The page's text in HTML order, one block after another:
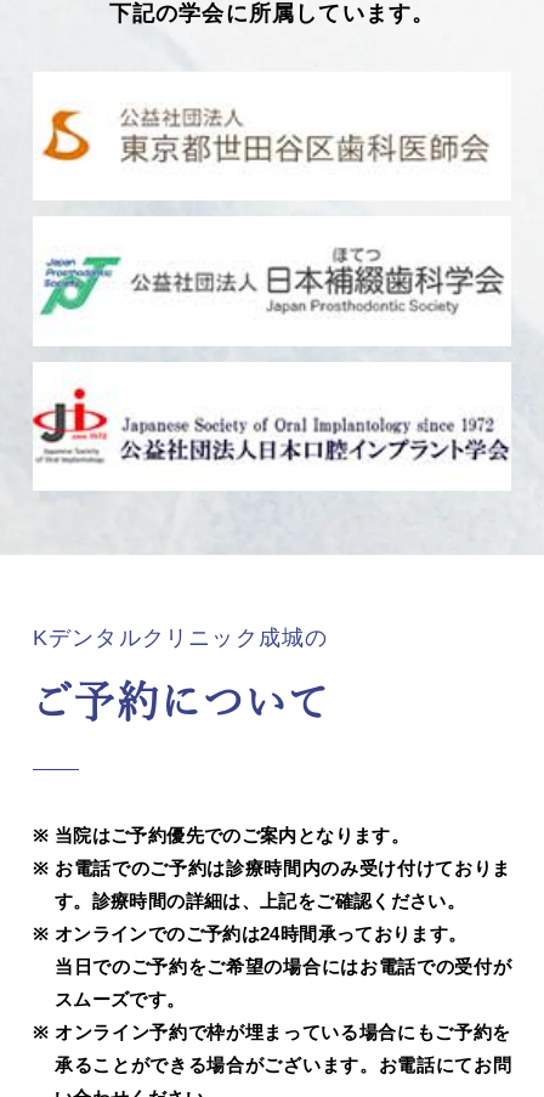
下記の学会に所属しています。
Kデンタルクリニック成城の
ご予約について
当院はご予約優先でのご案内となります。
お電話でのご予約は診療時間内のみ受け付けておりま
す。診療時間の詳細は、上記をご確認ください。
オンラインでのご予約は24時間承っております。
当日でのご予約をご希望の場合にはお電話での受付が
スムーズです。
オンライン予約で枠が埋まっている場合にもご予約を
承ることができる場合がございます。お電話にてお問